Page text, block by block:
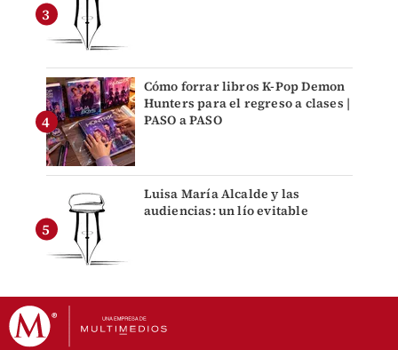
Cómo forrar libros K-Pop Demon
Hunters para el regreso a clases |
PASO a PASO
Luisa María Alcalde y las
audiencias: un lío evitable